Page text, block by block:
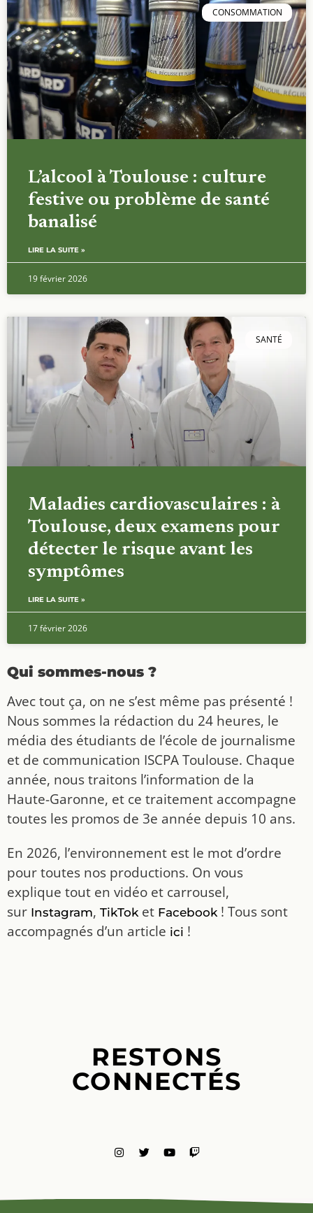
CONSOMMATION
L’alcool à Toulouse : culture
festive ou problème de santé
banalisé
LIRE LA SUITE »
19 février 2026
SANTÉ
Maladies cardiovasculaires : à
Toulouse, deux examens pour
détecter le risque avant les
symptômes
LIRE LA SUITE »
17 février 2026
Qui sommes-nous ?
Avec tout ça, on ne s’est même pas présenté !
Nous sommes la rédaction du 24 heures, le
média des étudiants de l’école de journalisme
et de communication ISCPA Toulouse. Chaque
année, nous traitons l’information de la
Haute-Garonne, et ce traitement accompagne
toutes les promos de 3e année depuis 10 ans.
En 2026, l’environnement est le mot d’ordre
pour toutes nos productions. On vous
explique tout en vidéo et carrousel,
sur Instagram, TikToket Facebook! Tous sont
accompagnés d’un article ici !
RESTONS
CONNECTÉS